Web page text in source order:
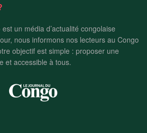
est un média d’actualité congolaise
nous informons nos lecteurs au Congo
objectif est simple : proposer une
et accessible à tous.